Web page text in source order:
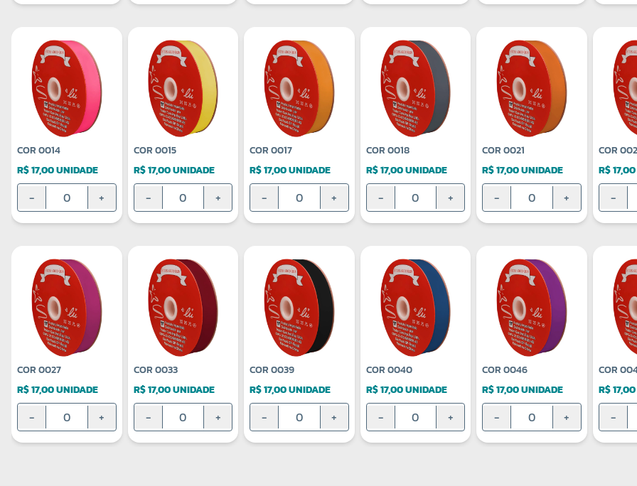
COR 0014
R$ 17,00 UNIDADE
- +
COR 0015
R$ 17,00 UNIDADE
- +
COR 0017
R$ 17,00 UNIDADE
- +
COR 0018
R$ 17,00 UNIDADE
- +
COR 0021
R$ 17,00 UNIDADE
- +
COR
R$
-
COR 0027
R$ 17,00 UNIDADE
- +
COR 0033
R$ 17,00 UNIDADE
- +
COR 0039
R$ 17,00 UNIDADE
- +
COR 0040
R$ 17,00 UNIDADE
- +
COR 0046
R$ 17,00 UNIDADE
- +
COR
R$
-